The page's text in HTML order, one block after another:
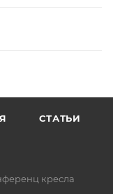
СТАТЬИ
кресла